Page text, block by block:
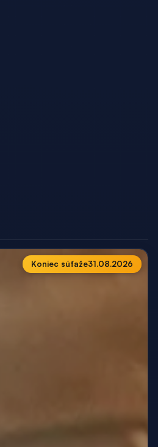
Koniec súťaže31.08.2026